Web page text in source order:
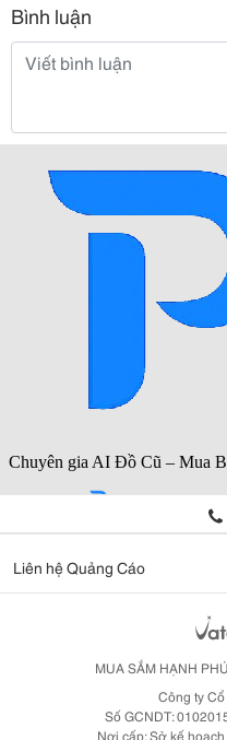
Bình luận
Liên hệ Quảng Cáo
MUA SẮM HẠNH
Công ty
Số GCNDT:
Nơi cấp: Sở kế